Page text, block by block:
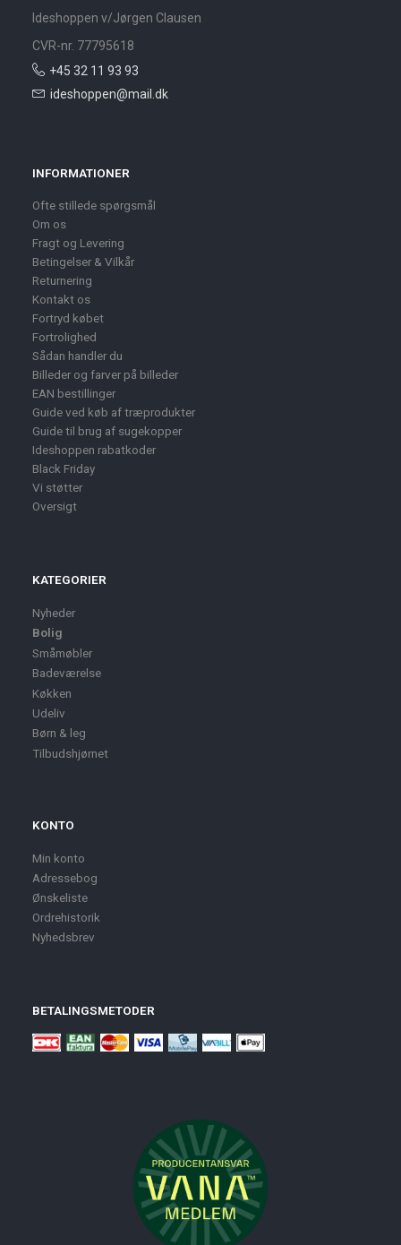
Ideshoppen v/Jørgen Clausen
CVR-nr. 77795618
+45 32 11 93 93
ideshoppen@mail.dk
INFORMATIONER
Ofte stillede spørgsmål
Om os
Fragt og Levering
Betingelser & Vilkår
Returnering
Kontakt os
Fortryd købet
Fortrolighed
Sådan handler du
Billeder og farver på billeder
EAN bestillinger
Guide ved køb af træprodukter
Guide til brug af sugekopper
Ideshoppen rabatkoder
Black Friday
Vi støtter
Oversigt
KATEGORIER
Nyheder
Bolig
Småmøbler
Badeværelse
Køkken
Udeliv
Børn & leg
Tilbudshjørnet
KONTO
Min konto
Adressebog
Ønskeliste
Ordrehistorik
Nyhedsbrev
BETALINGSMETODER